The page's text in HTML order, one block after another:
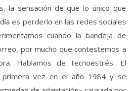
la sensación de que lo único que
es perderlo en las redes sociales
cuando la bandeja de
por mucho que contestemos a
Hablamos de tecnoestrés. El
primera vez en el año 1984 y se